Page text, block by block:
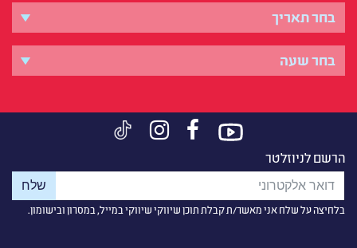
הרשם לניוזלטר
בלחיצה על שלח אני מאשר/ת קבלת תוכן שיווקי שיווקי במייל, במסרון ובישומון.